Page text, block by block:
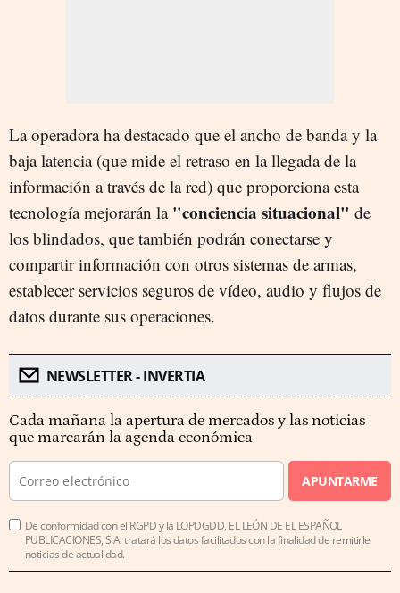
La operadora ha destacado que el ancho de banda y la
baja latencia (que mide el retraso en la llegada de la
información a través de la red) que proporciona esta
tecnología mejorarán la"conciencia situacional" de
los blindados, que también podrán conectarse y
compartir información con otros sistemas de armas,
establecer servicios seguros de vídeo, audio y flujos de
datos durante sus operaciones.
NEWSLETTER - INVERTIA
Cada mañana la apertura de mercados y las noticias
que marcarán la agenda económica
APUNTARME
De conformidad con el RGPD y la LOPDGDD, EL LEÓN DE EL ESPAÑOL
PUBLICACIONES, S.A. tratará los datos facilitados con la finalidad de remitirle
noticias de actualidad.